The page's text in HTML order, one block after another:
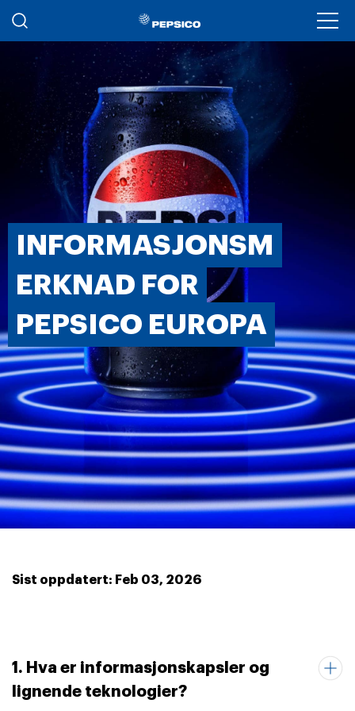
Skip to main content
INFORMASJONSM
ERKNAD FOR
PEPSICO EUROPA
Sist oppdatert: Feb 03, 2026
1. Hva er informasjonskapsler og
lignende teknologier?